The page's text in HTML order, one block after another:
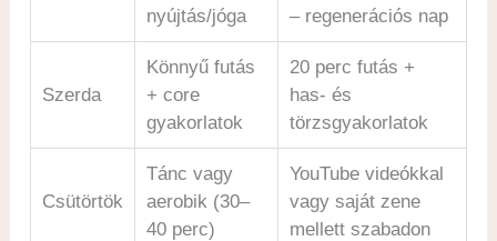
nyújtás/jóga
– regenerációs nap
Szerda
Könnyű futás
+ core
gyakorlatok
20 perc futás +
has- és
törzsgyakorlatok
Csütörtök
Tánc vagy
aerobik (30–
40 perc)
YouTube videókkal
vagy saját zene
mellett szabadon